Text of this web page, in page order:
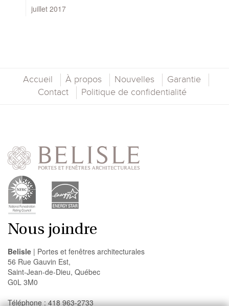
juillet 2017
Accueil À propos Nouvelles
Garantie
Contact
Politique de confidentialité
Nous joindre
Belisle | Portes et fenêtres architecturales
56 Rue Gauvin Est,
Saint-Jean-de-Dieu, Québec
G0L 3M0
Téléphone : 418 963-2733